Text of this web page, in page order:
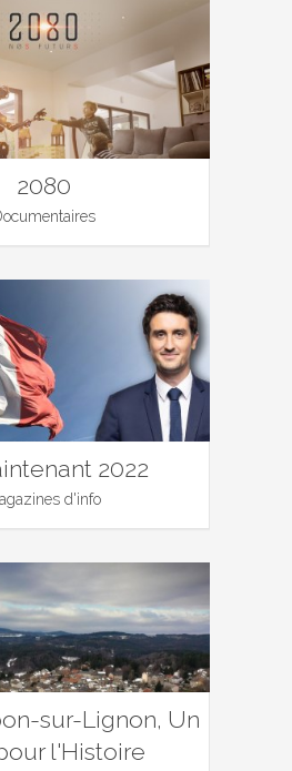
2080
2022
d'info
sur-Lignon, Un
l'Histoire